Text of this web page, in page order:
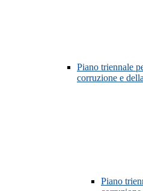
Piano triennale
corruzione e
Piano